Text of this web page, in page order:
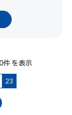
を表示
23